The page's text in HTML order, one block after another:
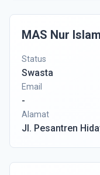
MAS Nur Islam
Status
Swasta
Email
-
Alamat
Jl. Pesantren